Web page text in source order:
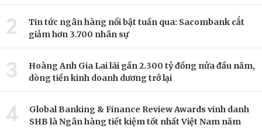
2
Tin tức ngân hàng nổi bật tuần qua: Sacombank cắt
giảm hơn 3.700 nhân sự
3
Hoàng Anh Gia Lai lãi gần 2.300 tỷ đồng nửa đầu năm,
dòng tiền kinh doanh dương trở lại
4
Global Banking & Finance Review Awards vinh danh
SHB là Ngân hàng tiết kiệm tốt nhất Việt Nam năm